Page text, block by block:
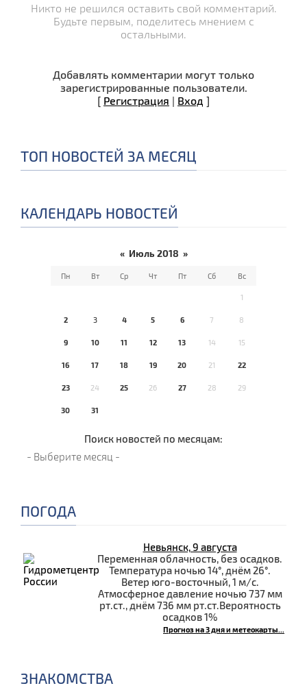
Никто не решился оставить свой комментарий.
Будьте первым, поделитесь мнением с
остальными.
Добавлять комментарии могут только
зарегистрированные пользователи.
[ Регистрация | Вход ]
ТОП НОВОСТЕЙ ЗА МЕСЯЦ
КАЛЕНДАРЬ НОВОСТЕЙ
« Июль 2018 »
Пн Вт Ср Чт Пт Сб Вс
1
2 3 4 5 6 7 8
9 10 11 12 13 14 15
16 17 18 19 20 21 22
23 24 25 26 27 28 29
30 31
Поиск новостей по месяцам:
ПОГОДА
Невьянск, 9 августа
Переменная облачность, без осадков.
Температура ночью 14°, днём 26°.
Ветер юго-восточный, 1 м/с.
Атмосферное давление ночью 737 мм
рт.ст., днём 736 мм рт.ст.Вероятность
осадков 1%
Прогноз на 3 дня и метеокарты...
ЗНАКОМСТВА